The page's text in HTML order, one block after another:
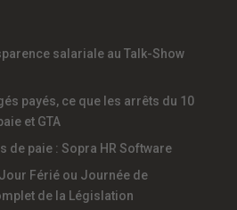
salariale au Talk-Show
payés, ce que les arrêts du 10
et GTA
de paie : Sopra HR Software
Férié ou Journée de
de la Législation